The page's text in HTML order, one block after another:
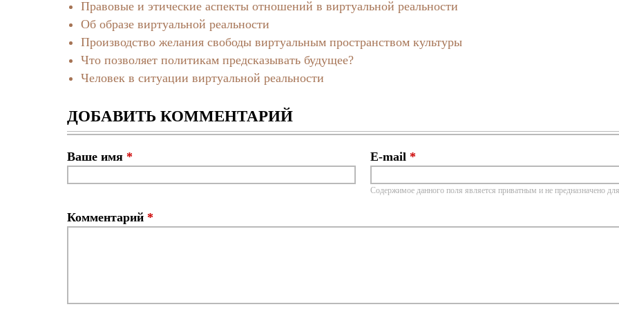
Правовые и этические аспекты отношений в виртуальной реальности
Об образе виртуальной реальности
Производство желания свободы виртуальным пространством культуры
Что позволяет политикам предсказывать будущее?
Человек в ситуации виртуальной реальности
ДОБАВИТЬ КОММЕНТАРИЙ
Ваше имя * E-mail *
Содержимое данного поля является приватным и не предназначено для
Комментарий *